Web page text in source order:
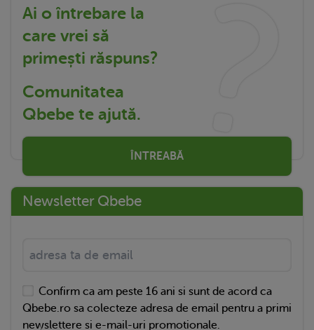
Ai o întrebare la
care vrei să
primești răspuns?
Comunitatea
Qbebe te ajută.
ÎNTREABĂ
Newsletter Qbebe
Confirm ca am peste 16 ani si sunt de acord ca
Qbebe.ro sa colecteze adresa de email pentru a primi
newslettere si e-mail-uri promotionale.